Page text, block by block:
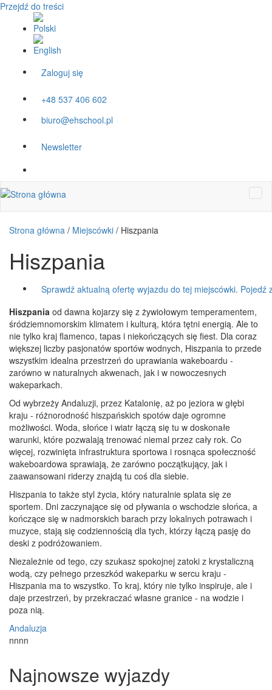
Przejdź do treści
Zaloguj się
+48 537 406 602
biuro@ehschool.pl
Newsletter
Strona główna / Miejscówki / Hiszpania
Hiszpania
Sprawdź aktualną ofertę wyjazdu do tej miejscówki. Pojedź
Hiszpania od dawna kojarzy się z żywiołowym temperamentem,
śródziemnomorskim klimatem i kulturą, która tętni energią. Ale to
nie tylko kraj flamenco, tapas i niekończących się fiest. Dla coraz
większej liczby pasjonatów sportów wodnych, Hiszpania to przede
wszystkim idealna przestrzeń do uprawiania wakeboardu -
zarówno w naturalnych akwenach, jak i w nowoczesnych
wakeparkach.
Od wybrzeży Andaluzji, przez Katalonię, aż po jeziora w głębi
kraju - różnorodność hiszpańskich spotów daje ogromne
możliwości. Woda, słońce i wiatr łączą się tu w doskonałe
warunki, które pozwalają trenować niemal przez cały rok. Co
więcej, rozwinięta infrastruktura sportowa i rosnąca społeczność
wakeboardowa sprawiają, że zarówno początkujący, jak i
zaawansowani riderzy znajdą tu coś dla siebie.
Hiszpania to także styl życia, który naturalnie splata się ze
sportem. Dni zaczynające się od pływania o wschodzie słońca, a
kończące się w nadmorskich barach przy lokalnych potrawach i
muzyce, stają się codziennością dla tych, którzy łączą pasję do
deski z podróżowaniem.
Niezależnie od tego, czy szukasz spokojnej zatoki z krystaliczną
wodą, czy pełnego przeszkód wakeparku w sercu kraju -
Hiszpania ma to wszystko. To kraj, który nie tylko inspiruje, ale i
daje przestrzeń, by przekraczać własne granice - na wodzie i
poza nią.
Andaluzja
nnnn
Najnowsze wyjazdy